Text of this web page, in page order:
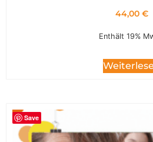
44,00 €
Enthält 19%
Save